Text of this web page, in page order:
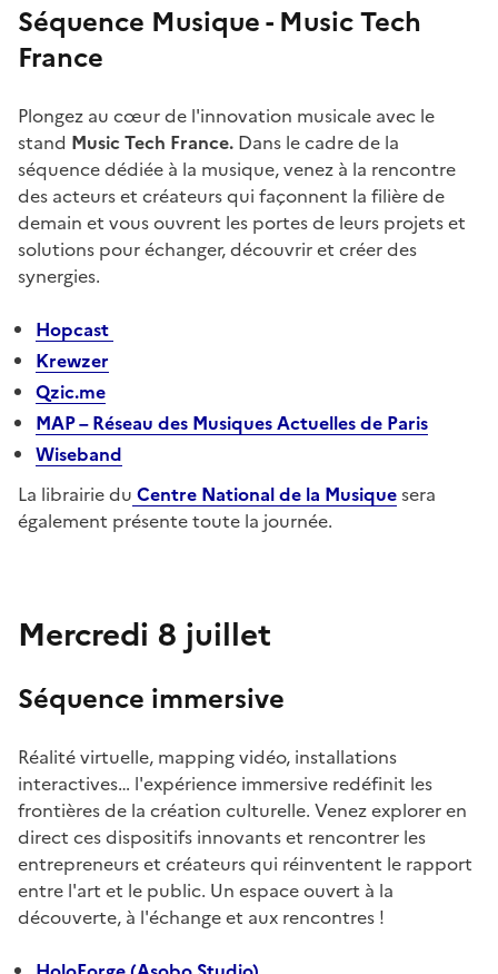
Séquence Musique - Music Tech
France
Plongez au cœur de l'innovation musicale avec le
stand Music Tech France. Dans le cadre de la
séquence dédiée à la musique, venez à la rencontre
des acteurs et créateurs qui façonnent la filière de
demain et vous ouvrent les portes de leurs projets et
solutions pour échanger, découvrir et créer des
synergies.
Hopcast
Krewzer
Qzic.me
MAP – Réseau des Musiques Actuelles de Paris
Wiseband
La librairie du Centre National de la Musiquesera
également présente toute la journée.
Mercredi 8 juillet
Séquence immersive
Réalité virtuelle, mapping vidéo, installations
interactives… l'expérience immersive redéfinit les
frontières de la création culturelle. Venez explorer en
direct ces dispositifs innovants et rencontrer les
entrepreneurs et créateurs qui réinventent le rapport
entre l'art et le public. Un espace ouvert à la
découverte, à l'échange et aux rencontres !